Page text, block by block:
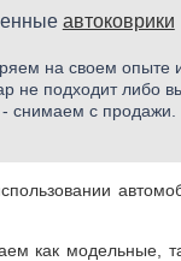
автоковрики
на своем опыте
не подходит либо
- снимаем с продажи.
как модельные,